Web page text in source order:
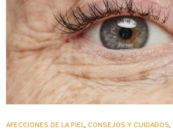
AFECCIONES DE LA PIEL, CONSEJOS Y CUIDADOS,